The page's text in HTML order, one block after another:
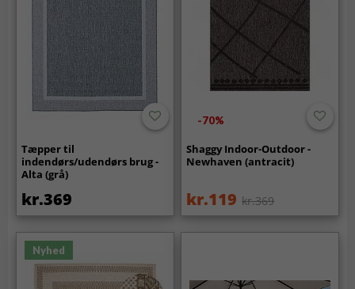
Tæpper til
indendørs/udendørs brug -
Alta (grå)
kr.369
-70%
Shaggy Indoor-Outdoor -
Newhaven (antracit)
kr.119 kr.369
Nyhed